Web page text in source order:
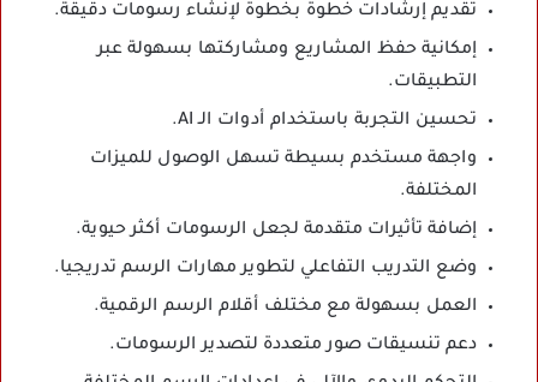
تقديم إرشادات خطوة بخطوة لإنشاء رسومات دقيقة.
إمكانية حفظ المشاريع ومشاركتها بسهولة عبر
التطبيقات.
تحسين التجربة باستخدام أدوات الـ AI.
واجهة مستخدم بسيطة تسهل الوصول للميزات
المختلفة.
إضافة تأثيرات متقدمة لجعل الرسومات أكثر حيوية.
وضع التدريب التفاعلي لتطوير مهارات الرسم تدريجيا.
العمل بسهولة مع مختلف أقلام الرسم الرقمية.
دعم تنسيقات صور متعددة لتصدير الرسومات.